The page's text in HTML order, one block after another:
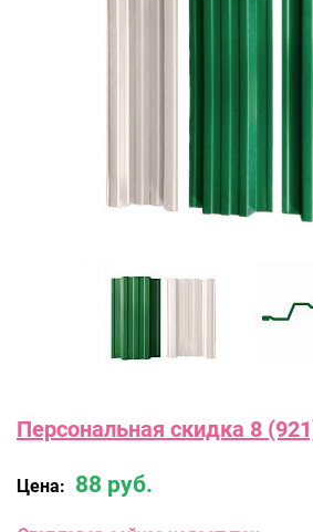
Персональная скидка 8
Цена: 88 руб.